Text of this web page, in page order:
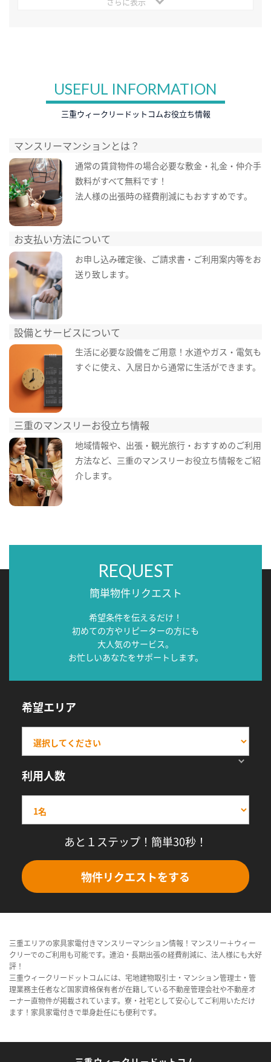
USEFUL INFORMATION
三重ウィークリードットコムお役立ち情報
マンスリーマンションとは？
通常の賃貸物件の場合必要な敷金・礼金・仲介手
数料がすべて無料です！
法人様の出張時の経費削減にもおすすめです。
お支払い方法について
お申し込み確定後、ご請求書・ご利用案内等をお
送り致します。
設備とサービスについて
生活に必要な設備をご用意！水道やガス・電気も
すぐに使え、入居日から通常に生活ができます。
三重のマンスリーお役立ち情報
地域情報や、出張・観光旅行・おすすめのご利用
方法など、三重のマンスリーお役立ち情報をご紹
介します。
REQUEST
簡単物件リクエスト
希望条件を伝えるだけ！
初めての方やリピーターの方にも
大人気のサービス。
お忙しいあなたをサポートします。
希望エリア
利用人数
あと１ステップ！簡単30秒！
物件リクエストをする
三重エリアの家具家電付きマンスリーマンション情報！マンスリー＋ウィー
クリーでのご利用も可能です。連泊・長期出張の経費削減に、法人様にも大好
評！
三重ウィークリードットコムには、宅地建物取引士・マンション管理士・管
理業務主任者など国家資格保有者が在籍している不動産管理会社や不動産オ
ーナー直物件が掲載されています。寮・社宅として安心してご利用いただけ
ます！家具家電付きで単身赴任にも便利です。